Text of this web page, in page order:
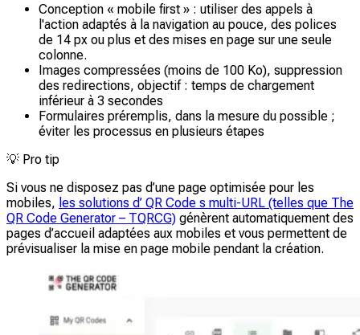
Conception « mobile first » : utiliser des appels à
l'action adaptés à la navigation au pouce, des polices
de 14 px ou plus et des mises en page sur une seule
colonne.
Images compressées (moins de 100 Ko), suppression
des redirections, objectif : temps de chargement
inférieur à 3 secondes
Formulaires préremplis, dans la mesure du possible ;
éviter les processus en plusieurs étapes
💡 Pro tip
Si vous ne disposez pas d’une page optimisée pour les
mobiles, les solutions d’ QR Code s multi-URL (telles que The
QR Code Generator – TQRCG) génèrent automatiquement des
pages d’accueil adaptées aux mobiles et vous permettent de
prévisualiser la mise en page mobile pendant la création.